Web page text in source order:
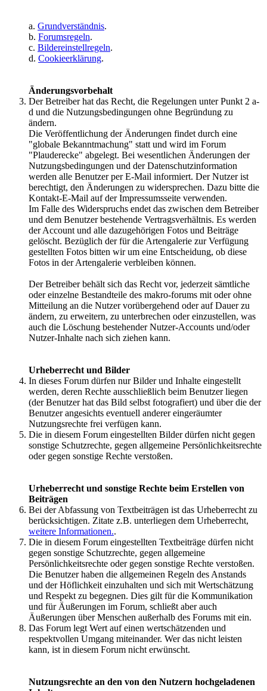
a. Grundverständnis.
b. Forumsregeln.
c. Bildereinstellregeln.
d. Cookieerklärung.
Änderungsvorbehalt
Der Betreiber hat das Recht, die Regelungen unter Punkt 2 a-
d und die Nutzungsbedingungen ohne Begründung zu
ändern.
Die Veröffentlichung der Änderungen findet durch eine
"globale Bekanntmachung" statt und wird im Forum
"Plauderecke" abgelegt. Bei wesentlichen Änderungen der
Nutzungsbedingungen und der Datenschutzinformation
werden alle Benutzer per E-Mail informiert. Der Nutzer ist
berechtigt, den Änderungen zu widersprechen. Dazu bitte die
Kontakt-E-Mail auf der Impressumsseite verwenden.
Im Falle des Widerspruchs endet das zwischen dem Betreiber
und dem Benutzer bestehende Vertragsverhältnis. Es werden
der Account und alle dazugehörigen Fotos und Beiträge
gelöscht. Bezüglich der für die Artengalerie zur Verfügung
gestellten Fotos bitten wir um eine Entscheidung, ob diese
Fotos in der Artengalerie verbleiben können.
Der Betreiber behält sich das Recht vor, jederzeit sämtliche
oder einzelne Bestandteile des makro-forums mit oder ohne
Mitteilung an die Nutzer vorübergehend oder auf Dauer zu
ändern, zu erweitern, zu unterbrechen oder einzustellen, was
auch die Löschung bestehender Nutzer-Accounts und/oder
Nutzer-Inhalte nach sich ziehen kann.
Urheberrecht und Bilder
In dieses Forum dürfen nur Bilder und Inhalte eingestellt
werden, deren Rechte ausschließlich beim Benutzer liegen
(der Benutzer hat das Bild selbst fotografiert) und über die der
Benutzer angesichts eventuell anderer eingeräumter
Nutzungsrechte frei verfügen kann.
Die in diesem Forum eingestellten Bilder dürfen nicht gegen
sonstige Schutzrechte, gegen allgemeine Persönlichkeitsrechte
oder gegen sonstige Rechte verstoßen.
Urheberrecht und sonstige Rechte beim Erstellen von
Beiträgen
Bei der Abfassung von Textbeiträgen ist das Urheberrecht zu
berücksichtigen. Zitate z.B. unterliegen dem Urheberrecht,
weitere Informationen..
Die in diesem Forum eingestellten Textbeiträge dürfen nicht
gegen sonstige Schutzrechte, gegen allgemeine
Persönlichkeitsrechte oder gegen sonstige Rechte verstoßen.
Die Benutzer haben die allgemeinen Regeln des Anstands
und der Höflichkeit einzuhalten und sich mit Wertschätzung
und Respekt zu begegnen. Dies gilt für die Kommunikation
und für Äußerungen im Forum, schließt aber auch
Äußerungen über Menschen außerhalb des Forums mit ein.
Das Forum legt Wert auf einen wertschätzenden und
respektvollen Umgang miteinander. Wer das nicht leisten
kann, ist in diesem Forum nicht erwünscht.
Nutzungsrechte an den von den Nutzern hochgeladenen